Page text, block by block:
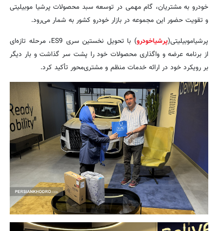
خودرو به مشتریان، گام مهمی در توسعه سبد محصولات پرشیا موبیلیتی
و تقویت حضور این مجموعه در بازار خودرو کشور به شمار می‌رود.
پرشیاموبیلیتی(پرشیاخودرو
) با تحویل نخستین سری ES9، مرحله تازه‌ای
از برنامه عرضه و واگذاری محصولات خود را پشت سر گذاشت و بار دیگر
بر رویکرد خود در ارائه خدمات منظم و مشتری‌محور تأکید کرد.